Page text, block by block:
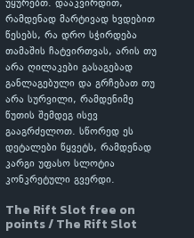
უყურებთ. დააკვირდით,
რამდენად მარტივად ხვდებით
წესებს, რა დრო სჭირდება
თამაშის ჩატვირთვას, არის თუ
არა ღილაკები გასაგებად
განლაგებული და გრჩებათ თუ
არა სურვილი, რამდენიმე
წუთის შემდეგ ისევ
გააგრძელოთ. სწორედ ეს
დეტალები წყვეტს, რამდენად
კარგი უფასო სლოტია
კონკრეტული გვერდი.
The Rift Slot free on
points / The Rift Slot